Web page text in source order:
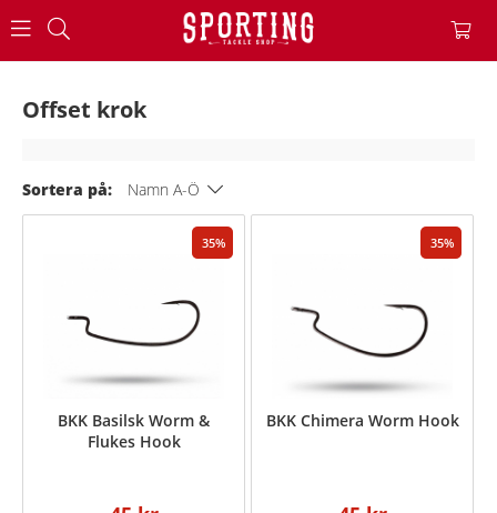
Offset krok
Sortera på: Namn A-Ö
35
BKK Basilsk Worm &
Flukes Hook
35
BKK Chimera Worm Hook